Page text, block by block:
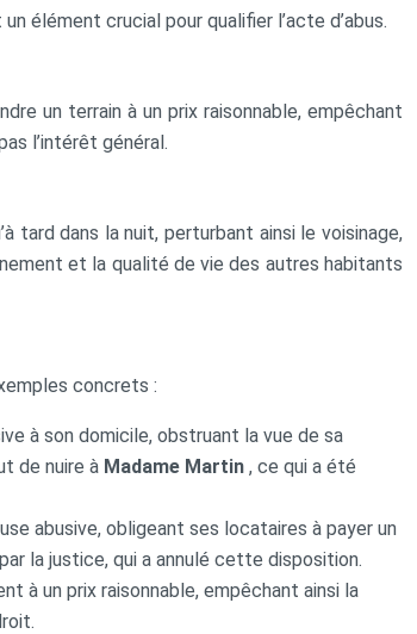
élément crucial pour qualifier l’acte d’abus.
un terrain à un prix raisonnable, empêchant
l’intérêt général.
tard dans la nuit, perturbant ainsi le voisinage,
et la qualité de vie des autres habitants
concrets :
à son domicile, obstruant la vue de sa
de nuire à Madame Martin , ce qui a été
abusive, obligeant ses locataires à payer un
la justice, qui a annulé cette disposition.
à un prix raisonnable, empêchant ainsi la